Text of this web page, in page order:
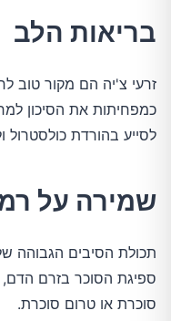
בריאות הלב
כמפחיתות את הסיכון
לסייע בהורדת כולסטרול
שמירה על
תכולת הסיבים הגבוהה
ספיגת הסוכר בזרם הדם,
סוכרת או טרום סוכרת.